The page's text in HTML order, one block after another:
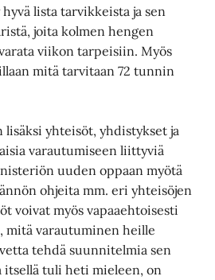
lista tarvikkeista ja sen
joita kolmen hengen
viikon tarpeisiin. Myös
mitä tarvitaan 72 tunnin
yhteisöt, yhdistykset ja
varautumiseen liittyviä
uuden oppaan myötä
ohjeita mm. eri yhteisöjen
voivat myös vapaaehtoisesti
mitä varautuminen heille
tehdä suunnitelmia sen
itsellä tuli heti mieleen, on